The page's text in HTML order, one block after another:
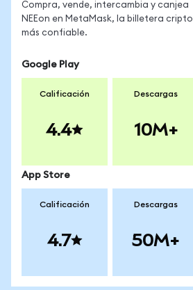
Compra, vende, intercambia y canjea
NEEon en MetaMask, la billetera cripto
más confiable.
Google Play
Calificación
4.4
Descargas
10M+
App Store
Calificación
4.7
Descargas
50M+